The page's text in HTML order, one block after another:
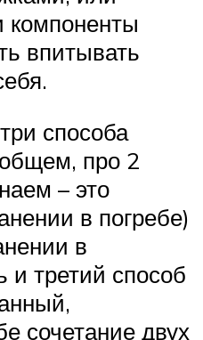
компоненты
впитывать
способа
про 2
– это
в погребе)
в
и третий способ
сочетание двух